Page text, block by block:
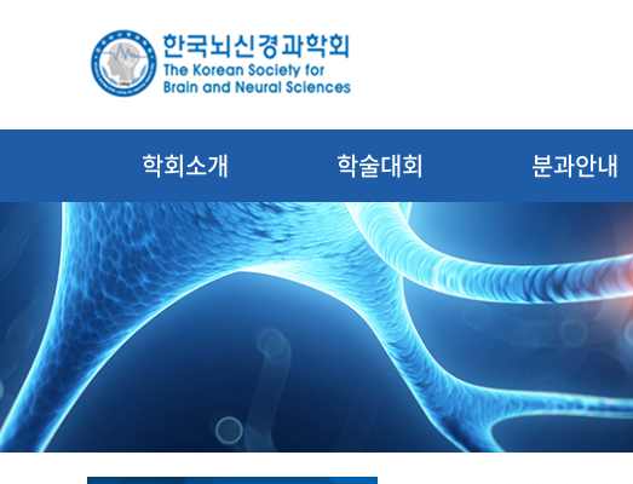
학회소개 학술대회 분과안내